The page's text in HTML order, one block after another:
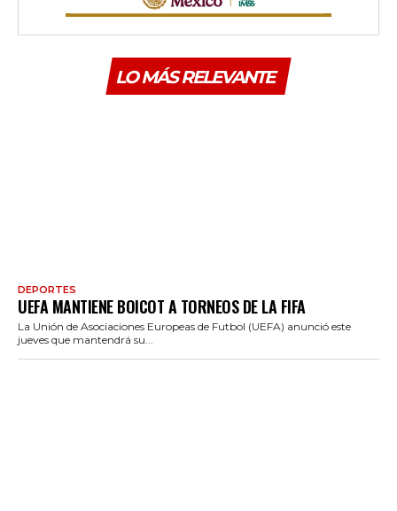
LO MÁS RELEVANTE
DEPORTES
UEFA MANTIENE BOICOT A TORNEOS DE LA FIFA
La Unión de Asociaciones Europeas de Futbol (UEFA) anunció este
jueves que mantendrá su...